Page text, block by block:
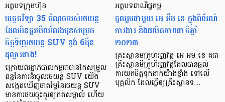
អត្ថបទ​ក្រុមហ៊ុន
បច្ចេកវិទ្យា 35 ចំណុច​របស់​រថយន្ត​
ដែល​មិនគួរ​មើល​រំលង​មុន​សម្រេច​
ចិត្តទិញ​រថយន្ត SUV ខ្ទង់ 6​ម៉ឺន​
ដុល្លារជាង!
ក្រោយពីរដ្ឋាភិបាលកម្ពុជាបានកែសម្រួល
ពន្ធនៃការនំាចូលរថយន្ត SUV យើង
សង្កេតឃើញថាតម្លៃនៃរថយន្ត SUV
មានការថយចុះគួរឲ្យកត់សម្គាល់ ហើយ
អត្ថបទពាណិជ្ជកម្ម
ចូលរួមជាមួយ អេ អឹម ខេ ក្នុងពិព័រណ៍
ការងារ និងផលិតភាពជាតិឆ្នាំ
២០២៣
គ្រឹះស្ថានមីក្រូហិរញ្ញវត្ថុ អេ អឹម ខេ គឺជា
គ្រឹះស្ថានមីក្រូហិរញ្ញវត្ថុដែលបានផ្ដល់
ការយកចិត្តទុកដាក់យ៉ាងខ្លាំង ទៅលើ
បុគ្គលិក ដែលធ្វើឲ្យគ្រឹះស្ថានទ…